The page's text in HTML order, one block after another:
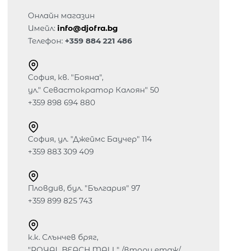
Онлайн магазин
Имейл: info@djofra.bg
Телефон: +359 884 221 486
София, кв. "Бояна",
ул." Севастократор Калоян" 50
+359 898 694 880
София, ул. "Джеймс Баучер" 114
+359 883 309 409
Пловдив, бул. "България" 97
+359 899 825 743
к.к. Слънчев бряг,